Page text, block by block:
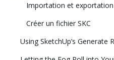
Importation et exportation
Créer un fichier SKC
Using SketchUp’s Generate